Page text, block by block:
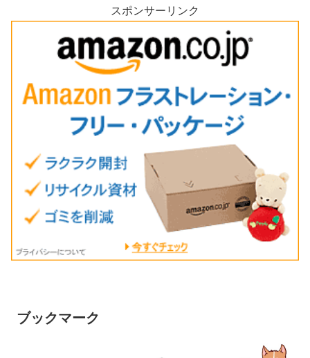
スポンサーリンク
ブックマーク